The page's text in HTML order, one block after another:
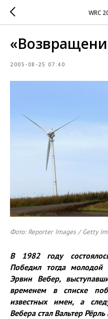
WRC
2005-08-25 07:40
Фото: Reporter Images / Getty
В 1982 году
Победил тогда
Эрвин Вебер,
временем в списке
известных имен, а
Вебера стал Вальтер